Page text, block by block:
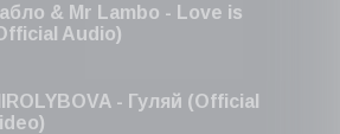
& Mr Lambo - Love is
Audio)
- Гуляй (Official